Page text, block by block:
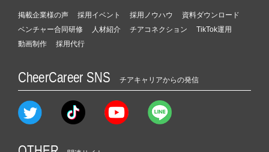
掲載企業様の声 採用イベント 採用ノウハウ
資料ダウンロード
ベンチャー合同研修
人材紹介 チアコネクション
TikTok運用
動画制作
採用代行
CheerCareer SNS チアキャリアからの発信